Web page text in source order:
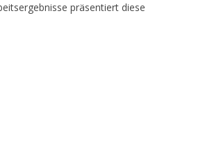
präsentiert diese